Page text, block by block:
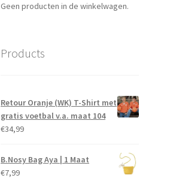
Geen producten in de winkelwagen.
Products
Retour Oranje (WK) T-Shirt met
gratis voetbal v.a. maat 104
€34,99
B.Nosy Bag Aya | 1 Maat
€7,99